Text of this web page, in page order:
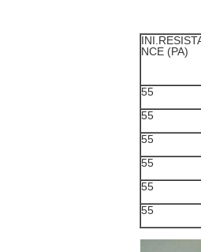
NCE (PA)
55
55
55
55
55
55